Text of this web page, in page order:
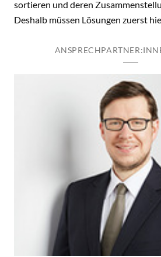
sortieren und deren
Deshalb müssen Lösungen zuerst